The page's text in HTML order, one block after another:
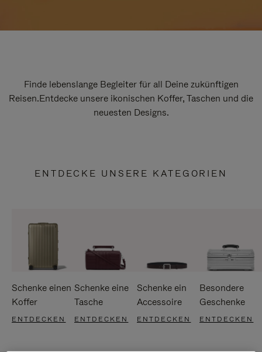
Finde lebenslange Begleiter für all Deine zukünftigen
Reisen.Entdecke unsere ikonischen Koffer, Taschen und die
neuesten Designs.
ENTDECKE UNSERE KATEGORIEN
Schenke einen
Koffer
ENTDECKEN
Schenke eine
Tasche
ENTDECKEN
Schenke ein
Accessoire
ENTDECKEN
Besondere
Geschenke
ENTDECKEN